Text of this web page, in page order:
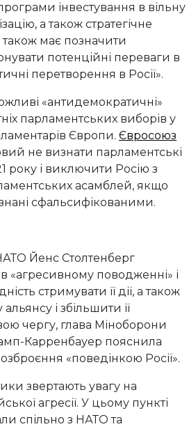
інвестування в вільну
а також стратегічне
має позначити
потенційні переваги в
перетворення в Росії».
«антидемократичні»
парламентських виборів у
Європи. Євросоюз
не визнати парламентські
року і виключити Росію з
асамблей, якщо
сфальсифікованими.
Йенс Столтенберг
«агресивному поводженні» і
стримувати її дії, а також
і збільшити її
чергу, глава Міноборони
Карренбауер пояснила
«поведінкою Росії».
звертають увагу на
агресії. У цьому пункті
спільно з НАТО та